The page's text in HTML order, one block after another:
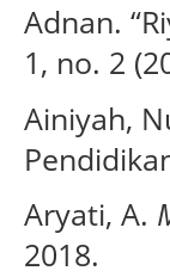
Adnan.
1, no. 2
Ainiyah,
Aryati, A.
2018.